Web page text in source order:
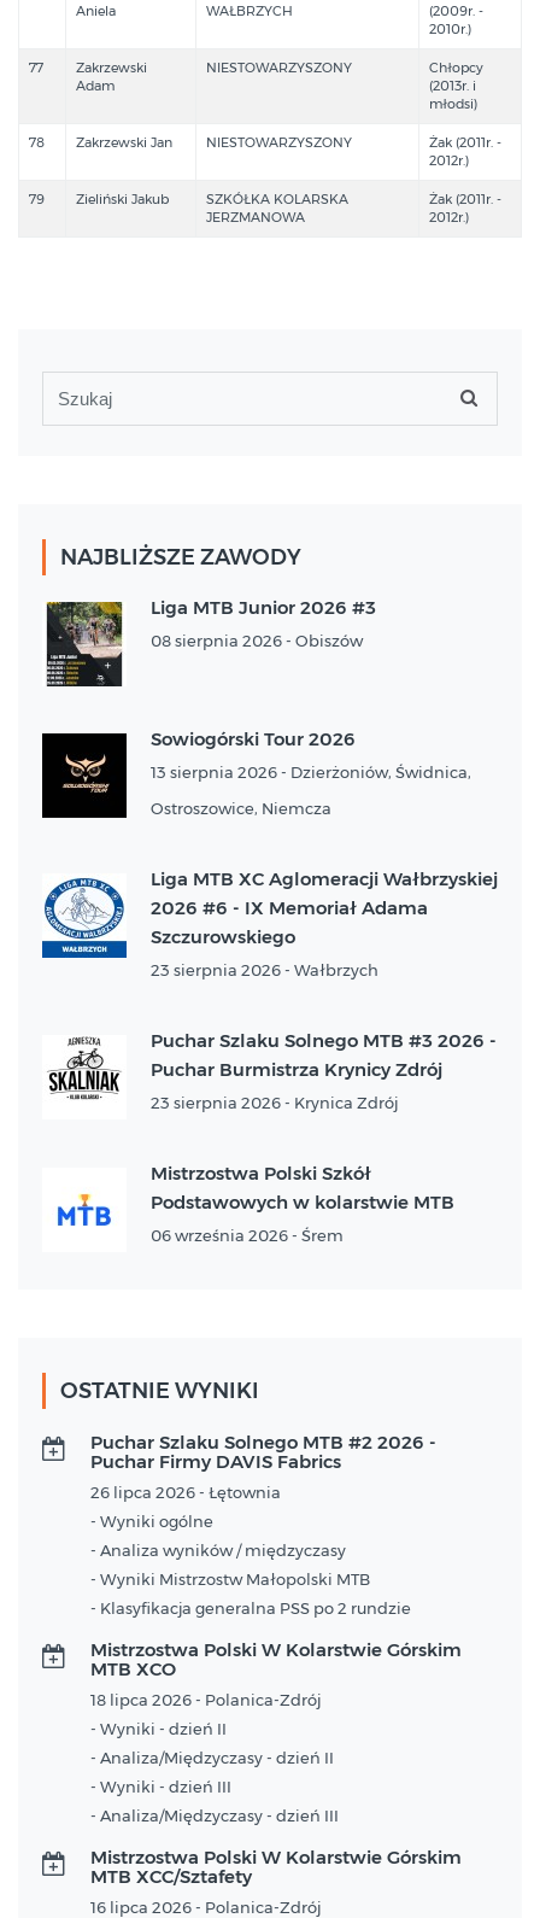
Aniela
WAŁBRZYCH
(2009r. -
2010r.)
77
Zakrzewski
Adam
NIESTOWARZYSZONY
Chłopcy
(2013r. i
młodsi)
78 Zakrzewski Jan NIESTOWARZYSZONY
Żak (2011r. -
2012r.)
79 Zieliński Jakub
SZKÓŁKA KOLARSKA
JERZMANOWA
Żak (2011r. -
2012r.)
NAJBLIŻSZE ZAWODY
Liga MTB Junior 2026 #3
08 sierpnia 2026 - Obiszów
Sowiogórski Tour 2026
13 sierpnia 2026 - Dzierżoniów, Świdnica,
Ostroszowice, Niemcza
Liga MTB XC Aglomeracji Wałbrzyskiej
2026 #6 - IX Memoriał Adama
Szczurowskiego
23 sierpnia 2026 - Wałbrzych
Puchar Szlaku Solnego MTB #3 2026 -
Puchar Burmistrza Krynicy Zdrój
23 sierpnia 2026 - Krynica Zdrój
Mistrzostwa Polski Szkół
Podstawowych w kolarstwie MTB
06 września 2026 - Śrem
OSTATNIE WYNIKI
Puchar Szlaku Solnego MTB #2 2026 -
Puchar Firmy DAVIS Fabrics
26 lipca 2026 - Łętownia
- Wyniki ogólne
- Analiza wyników / międzyczasy
- Wyniki Mistrzostw Małopolski MTB
- Klasyfikacja generalna PSS po 2 rundzie
Mistrzostwa Polski W Kolarstwie Górskim
MTB XCO
18 lipca 2026 - Polanica-Zdrój
- Wyniki - dzień II
- Analiza/Międzyczasy - dzień II
- Wyniki - dzień III
- Analiza/Międzyczasy - dzień III
Mistrzostwa Polski W Kolarstwie Górskim
MTB XCC/Sztafety
16 lipca 2026 - Polanica-Zdrój